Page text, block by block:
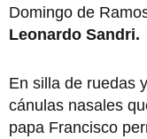
Domingo de
Leonardo Sandri.
En silla de ruedas
cánulas nasales
papa Francisco